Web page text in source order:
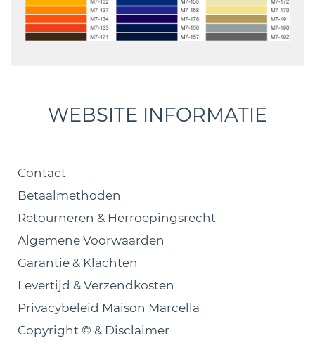
WEBSITE INFORMATIE
Contact
Betaalmethoden
Retourneren & Herroepingsrecht
Algemene Voorwaarden
Garantie & Klachten
Levertijd & Verzendkosten
Privacybeleid Maison Marcella
Copyright © & Disclaimer